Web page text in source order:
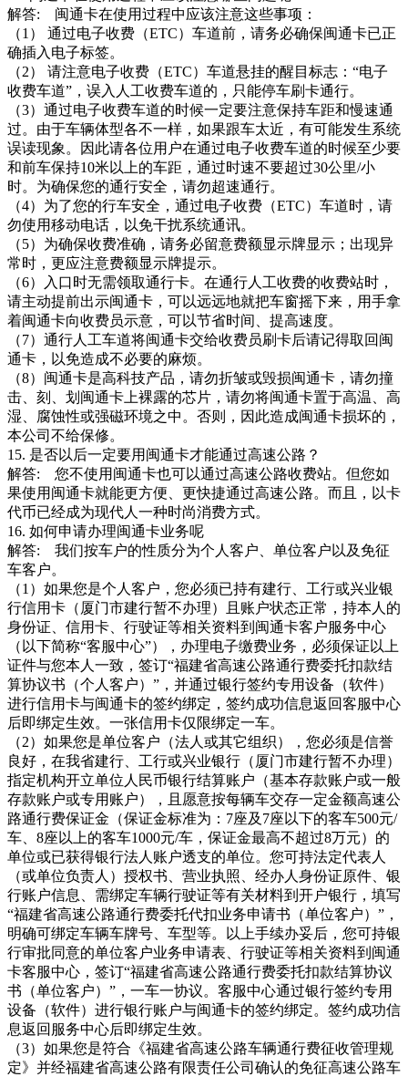
解答: 闽通卡在使用过程中应该注意这些事项：
（1） 通过电子收费（ETC）车道前，请务必确保闽通卡已正
确插入电子标签。
（2） 请注意电子收费（ETC）车道悬挂的醒目标志：“电子
收费车道”，误入人工收费车道的，只能停车刷卡通行。
（3）通过电子收费车道的时候一定要注意保持车距和慢速通
过。由于车辆体型各不一样，如果跟车太近，有可能发生系统
误读现象。因此请各位用户在通过电子收费车道的时候至少要
和前车保持10米以上的车距，通过时速不要超过30公里/小
时。为确保您的通行安全，请勿超速通行。
（4）为了您的行车安全，通过电子收费（ETC）车道时，请
勿使用移动电话，以免干扰系统通讯。
（5）为确保收费准确，请务必留意费额显示牌显示；出现异
常时，更应注意费额显示牌提示。
（6）入口时无需领取通行卡。在通行人工收费的收费站时，
请主动提前出示闽通卡，可以远远地就把车窗摇下来，用手拿
着闽通卡向收费员示意，可以节省时间、提高速度。
（7）通行人工车道将闽通卡交给收费员刷卡后请记得取回闽
通卡，以免造成不必要的麻烦。
（8）闽通卡是高科技产品，请勿折皱或毁损闽通卡，请勿撞
击、刻、划闽通卡上裸露的芯片，请勿将闽通卡置于高温、高
湿、腐蚀性或强磁环境之中。否则，因此造成闽通卡损坏的，
本公司不给保修。
15. 是否以后一定要用闽通卡才能通过高速公路？
解答: 您不使用闽通卡也可以通过高速公路收费站。但您如
果使用闽通卡就能更方便、更快捷通过高速公路。而且，以卡
代币已经成为现代人一种时尚消费方式。
16. 如何申请办理闽通卡业务呢
解答: 我们按车户的性质分为个人客户、单位客户以及免征
车客户。
（1）如果您是个人客户，您必须已持有建行、工行或兴业银
行信用卡（厦门市建行暂不办理）且账户状态正常，持本人的
身份证、信用卡、行驶证等相关资料到闽通卡客户服务中心
（以下简称“客服中心”），办理电子缴费业务，必须保证以上
证件与您本人一致，签订“福建省高速公路通行费委托扣款结
算协议书（个人客户）”，并通过银行签约专用设备（软件）
进行信用卡与闽通卡的签约绑定，签约成功信息返回客服中心
后即绑定生效。一张信用卡仅限绑定一车。
（2）如果您是单位客户（法人或其它组织），您必须是信誉
良好，在我省建行、工行或兴业银行（厦门市建行暂不办理）
指定机构开立单位人民币银行结算账户（基本存款账户或一般
存款账户或专用账户），且愿意按每辆车交存一定金额高速公
路通行费保证金（保证金标准为：7座及7座以下的客车500元/
车、8座以上的客车1000元/车，保证金最高不超过8万元）的
单位或已获得银行法人账户透支的单位。您可持法定代表人
（或单位负责人）授权书、营业执照、经办人身份证原件、银
行账户信息、需绑定车辆行驶证等有关材料到开户银行，填写
“福建省高速公路通行费委托代扣业务申请书（单位客户）”，
明确可绑定车辆车牌号、车型等。以上手续办妥后，您可持银
行审批同意的单位客户业务申请表、行驶证等相关资料到闽通
卡客服中心，签订“福建省高速公路通行费委托扣款结算协议
书（单位客户）”，一车一协议。客服中心通过银行签约专用
设备（软件）进行银行账户与闽通卡的签约绑定。签约成功信
息返回服务中心后即绑定生效。
（3）如果您是符合《福建省高速公路车辆通行费征收管理规
定》并经福建省高速公路有限责任公司确认的免征高速公路车